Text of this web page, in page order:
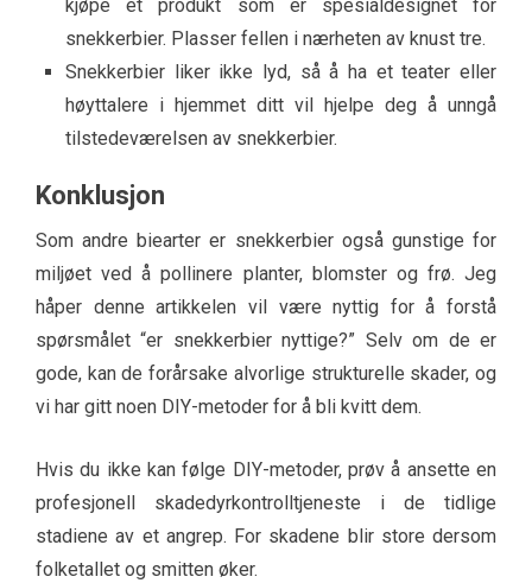
kjøpe et produkt som er spesialdesignet for
snekkerbier. Plasser fellen i nærheten av knust tre.
Snekkerbier liker ikke lyd, så å ha et teater eller
høyttalere i hjemmet ditt vil hjelpe deg å unngå
tilstedeværelsen av snekkerbier.
Konklusjon
Som andre biearter er snekkerbier også gunstige for
miljøet ved å pollinere planter, blomster og frø. Jeg
håper denne artikkelen vil være nyttig for å forstå
spørsmålet “er snekkerbier nyttige?” Selv om de er
gode, kan de forårsake alvorlige strukturelle skader, og
vi har gitt noen DIY-metoder for å bli kvitt dem.
Hvis du ikke kan følge DIY-metoder, prøv å ansette en
profesjonell skadedyrkontrolltjeneste i de tidlige
stadiene av et angrep. For skadene blir store dersom
folketallet og smitten øker.